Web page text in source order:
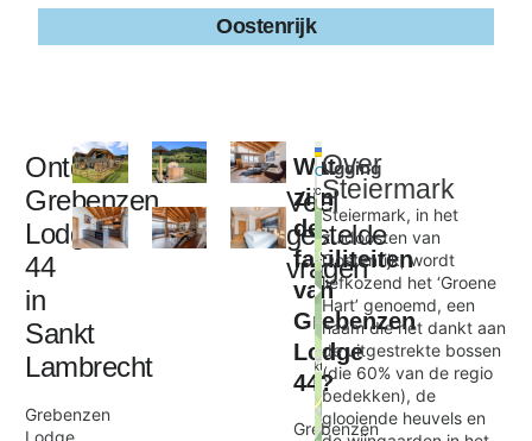
Oostenrijk
Ontdek
Grebenzen
Lodge
44
in
Sankt
Lambrecht
Grebenzen
Lodge
Veel
gestelde
vragen
Wat
zijn
de
faciliteiten
van
Grebenzen
Lodge
44?
Grebenzen
Ligging
Grebenzen Lodge 44
×
+
−
Leaflet
OpenStreetMap
contributors
Over
Steiermark
Steiermark, in het
zuidoosten van
Oostenrijk, wordt
liefkozend het ‘Groene
Hart’ genoemd, een
naam die het dankt aan
de uitgestrekte bossen
(die 60% van de regio
bedekken), de
glooiende heuvels en